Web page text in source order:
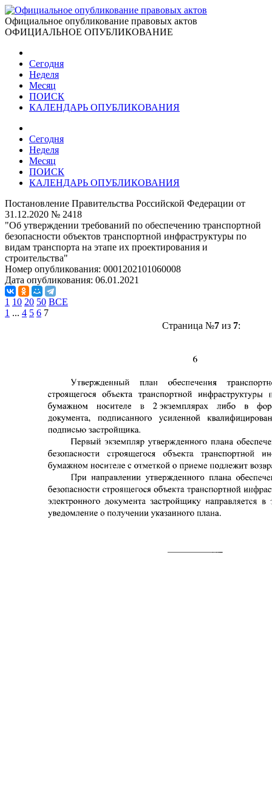
Официальное опубликование правовых актов
ОФИЦИАЛЬНОЕ ОПУБЛИКОВАНИЕ
Сегодня
Неделя
Месяц
ПОИСК
КАЛЕНДАРЬ ОПУБЛИКОВАНИЯ
Сегодня
Неделя
Месяц
ПОИСК
КАЛЕНДАРЬ ОПУБЛИКОВАНИЯ
Постановление Правительства Российской Федерации от
31.12.2020 № 2418
"Об утверждении требований по обеспечению транспортной
безопасности объектов транспортной инфраструктуры по
видам транспорта на этапе их проектирования и
строительства"
Номер опубликования: 0001202101060008
Дата опубликования: 06.01.2021
1 10 20 50 ВСЕ
1 ... 4 5 6 7
Страница №7из 7: